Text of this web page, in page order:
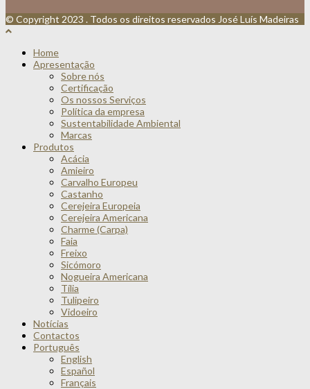
© Copyright 2023 . Todos os direitos reservados José Luís Madeiras
Home
Apresentação
Sobre nós
Certificação
Os nossos Serviços
Política da empresa
Sustentabilidade Ambiental
Marcas
Produtos
Acácia
Amieiro
Carvalho Europeu
Castanho
Cerejeira Europeia
Cerejeira Americana
Charme (Carpa)
Faia
Freixo
Sicómoro
Nogueira Americana
Tília
Tulipeiro
Vidoeiro
Notícias
Contactos
Português
English
Español
Français